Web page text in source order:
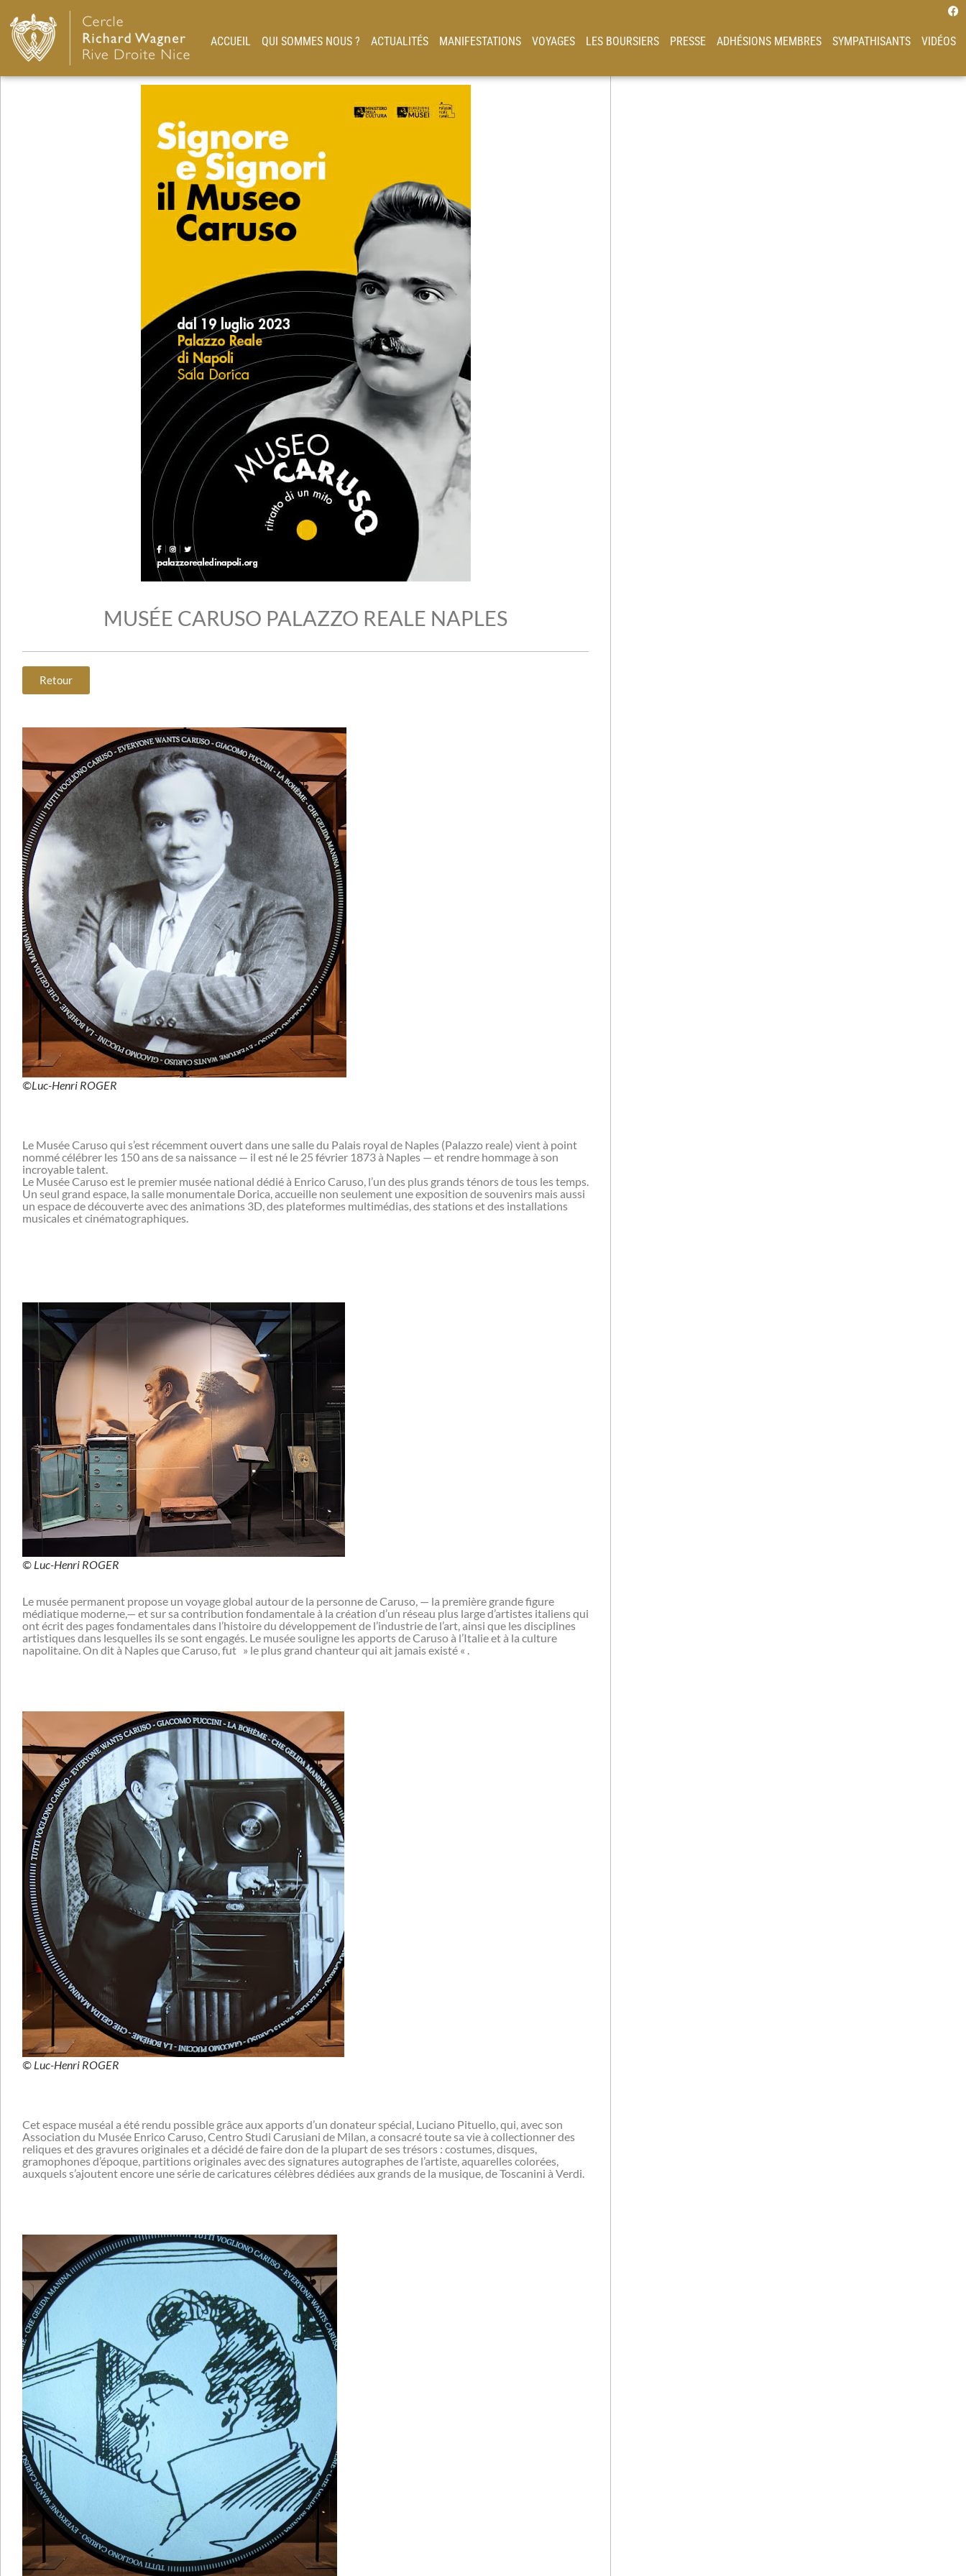
ACCUEIL QUI SOMMES NOUS ? ACTUALITÉS MANIFESTATIONS VOYAGES LES BOURSIERS PRESSE ADHÉSIONS MEMBRES SYMPATHISANTS VIDÉOS
MUSÉE CARUSO PALAZZO REALE NAPLES
Retour
©Luc-Henri ROGER
Le Musée Caruso qui s’est récemment ouvert dans une salle du Palais royal de Naples (Palazzo reale) vient à point
nommé célébrer les 150 ans de sa naissance — il est né le 25 février 1873 à Naples — et rendre hommage à son
incroyable talent.
Le Musée Caruso est le premier musée national dédié à Enrico Caruso, l’un des plus grands ténors de tous les temps.
Un seul grand espace, la salle monumentale Dorica, accueille non seulement une exposition de souvenirs mais aussi
un espace de découverte avec des animations 3D, des plateformes multimédias, des stations et des installations
musicales et cinématographiques.
© Luc-Henri ROGER
Le musée permanent propose un voyage global autour de la personne de Caruso, — la première grande figure
médiatique moderne,— et sur sa contribution fondamentale à la création d’un réseau plus large d’artistes italiens qui
ont écrit des pages fondamentales dans l’histoire du développement de l’industrie de l’art, ainsi que les disciplines
artistiques dans lesquelles ils se sont engagés. Le musée souligne les apports de Caruso à l’Italie et à la culture
napolitaine. On dit à Naples que Caruso, fut » le plus grand chanteur qui ait jamais existé « .
© Luc-Henri ROGER
Cet espace muséal a été rendu possible grâce aux apports d’un donateur spécial, Luciano Pituello, qui, avec son
Association du Musée Enrico Caruso, Centro Studi Carusiani de Milan, a consacré toute sa vie à collectionner des
reliques et des gravures originales et a décidé de faire don de la plupart de ses trésors : costumes, disques,
gramophones d’époque, partitions originales avec des signatures autographes de l’artiste, aquarelles colorées,
auxquels s’ajoutent encore une série de caricatures célèbres dédiées aux grands de la musique, de Toscanini à Verdi.